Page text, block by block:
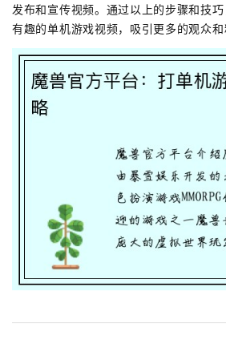
发布和宣传视频。通过以上的步骤和技巧
有趣的单机游戏视频，吸引更多的观众和